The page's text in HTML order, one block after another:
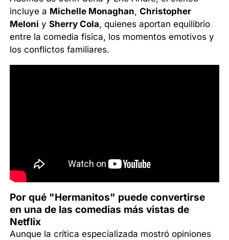
incluye a Michelle Monaghan,Christopher
Meloni ySherry Cola, quienes aportan equilibrio
entre la comedia física, los momentos emotivos y
los conflictos familiares.
Por qué "Hermanitos" puede convertirse
en una de las comedias más vistas de
Netflix
Aunque la crítica especializada mostró opiniones